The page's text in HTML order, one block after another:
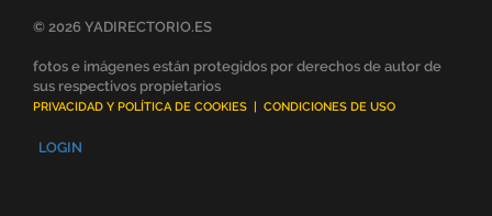
© 2026 YADIRECTORIO.ES
fotos e imágenes están protegidos por derechos de autor de
sus respectivos propietarios
PRIVACIDAD Y POLÍTICA DE COOKIES | CONDICIONES DE USO
LOGIN